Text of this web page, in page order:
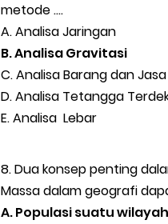
metode ….
A. Analisa Jaringan
B. Analisa Gravitasi
C. Analisa Barang dan Jasa
D. Analisa Tetangga
E. Analisa Lebar
8. Dua konsep penting
Massa dalam geografi
A. Populasi suatu wilayah